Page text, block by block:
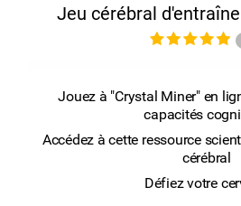
Jeu cérébral
Jouez à "Crystal Miner" en
capacités
Accédez à cette ressource
cérébral
Défiez votre